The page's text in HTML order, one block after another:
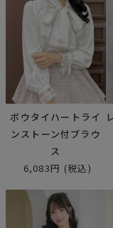
ボウタイハートライ
ンストーン付ブラウ
ス
6,083円 (税込)